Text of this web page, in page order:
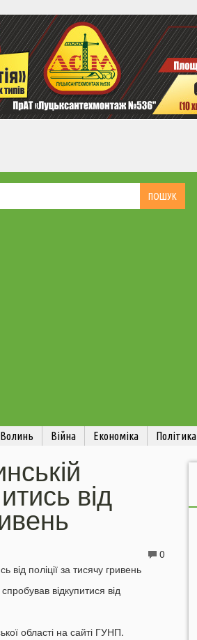
Волинь Війна Економіка Політика
від
0
відкупитися від
області на сайті ГУНП.